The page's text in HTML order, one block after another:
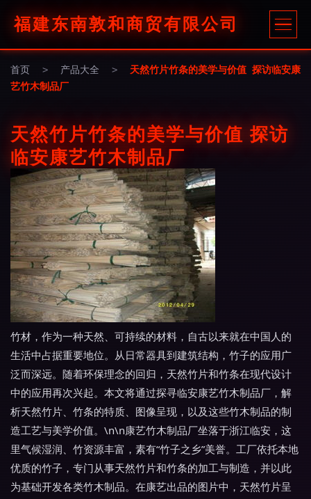
福建东南敦和商贸有限公司
首页 > 产品大全 >
天然竹片竹条的美学与价值 探访临安康
艺竹木制品厂
天然竹片竹条的美学与价值 探访
临安康艺竹木制品厂
竹材，作为一种天然、可持续的材料，自古以来就在中国人的
生活中占据重要地位。从日常器具到建筑结构，竹子的应用广
泛而深远。随着环保理念的回归，天然竹片和竹条在现代设计
中的应用再次兴起。本文将通过探寻临安康艺竹木制品厂，解
析天然竹片、竹条的特质、图像呈现，以及这些竹木制品的制
造工艺与美学价值。\n\n康艺竹木制品厂坐落于浙江临安，这
里气候湿润、竹资源丰富，素有“竹子之乡”美誉。工厂依托本地
优质的竹子，专门从事天然竹片和竹条的加工与制造，并以此
为基础开发各类竹木制品。在康艺出品的图片中，天然竹片呈